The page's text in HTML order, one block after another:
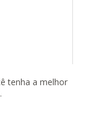
tenha a melhor
elétrica e uma